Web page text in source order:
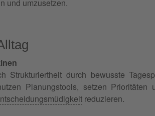
und umzusetzen.
Strukturiertheit durch bewusste
Planungstools, setzen
reduzieren.